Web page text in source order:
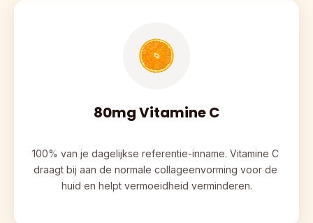
80mg Vitamine C
100% van je dagelijkse referentie-inname. Vitamine C
draagt bij aan de normale collageenvorming voor de
huid en helpt vermoeidheid verminderen.